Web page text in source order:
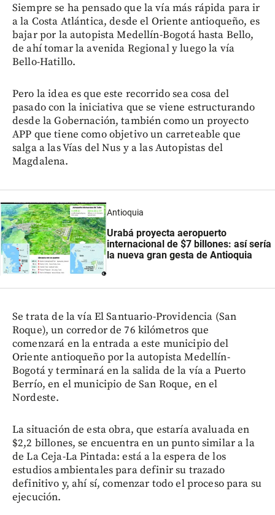
Siempre se ha pensado que la vía más rápida para ir
a la Costa Atlántica, desde el Oriente antioqueño, es
bajar por la autopista Medellín-Bogotá hasta Bello,
de ahí tomar la avenida Regional y luego la vía
Bello-Hatillo.
Pero la idea es que este recorrido sea cosa del
pasado con la iniciativa que se viene estructurando
desde la Gobernación, también como un proyecto
APP que tiene como objetivo un carreteable que
salga a las Vías del Nus y a las Autopistas del
Magdalena.
Antioquia
Urabá proyecta aeropuerto
internacional de $7 billones: así sería
la nueva gran gesta de Antioquia
Se trata de la vía El Santuario-Providencia (San
Roque), un corredor de 76 kilómetros que
comenzará en la entrada a este municipio del
Oriente antioqueño por la autopista Medellín-
Bogotá y terminará en la salida de la vía a Puerto
Berrío, en el municipio de San Roque, en el
Nordeste.
La situación de esta obra, que estaría avaluada en
$2,2 billones, se encuentra en un punto similar a la
de La Ceja-La Pintada: está a la espera de los
estudios ambientales para definir su trazado
definitivo y, ahí sí, comenzar todo el proceso para su
ejecución.